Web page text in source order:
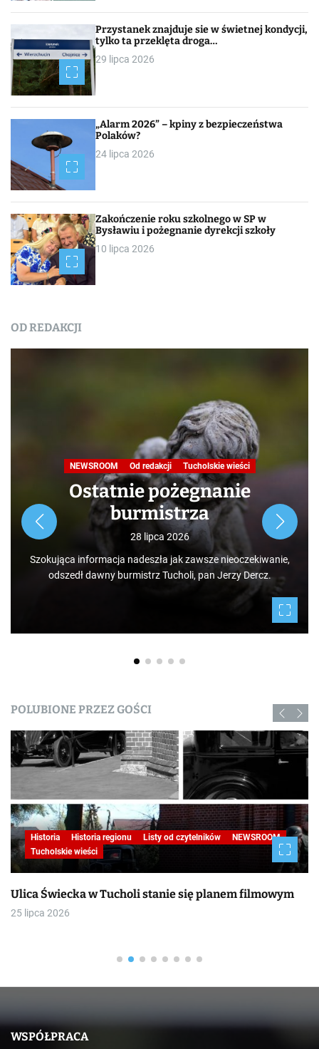
Przystanek znajduje sie w świetnej kondycji,
tylko ta przeklęta droga…
29 lipca 2026
„Alarm 2026” – kpiny z bezpieczeństwa
Polaków?
24 lipca 2026
Zakończenie roku szkolnego w SP w
Bysławiu i pożegnanie dyrekcji szkoły
10 lipca 2026
OD REDAKCJI
Podróże małe i duże. Ścieżka
przyrodniczo-dydaktyczna
„Jelenia Wyspa”
24 lipca 2026
Rozpoczynamy nowy cykl opowieści zarówno dla turystów,
jak i mieszkańców, którzy niekoniecznie muszą podróżować
po świecie. Mamy niezwykłe szczęście żyć w Borach
Tucholskich i korzystać i to w dodatku za darmo z tego, co
daje nam natura.
POLUBIONE PRZEZ GOŚCI
Historia Historia regionu Listy od czytelników
NEWSROOM
Tucholskie wieści
Ulica Świecka w Tucholi stanie się planem filmowym
25 lipca 2026
WSPÓŁPRACA